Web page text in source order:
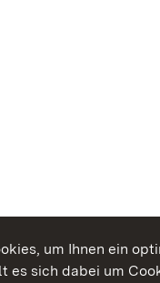
um Ihnen ein
es sich dabei um